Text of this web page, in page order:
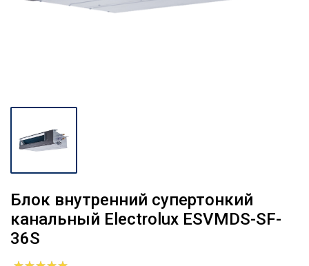
Блок внутренний супертонкий
канальный Electrolux ESVMDS-SF-
36S